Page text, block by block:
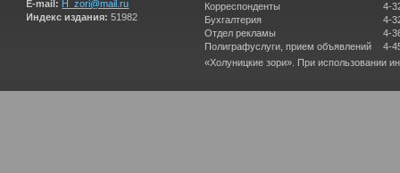
E-mail: H_zori@mail.ru
Индекс издания: 51982
Корреспонденты
Бухгалтерия
Отдел рекламы
Полиграфуслуги, прием объявлений
4-
4-
4-
4-
«Холуницкие зори». При использовании